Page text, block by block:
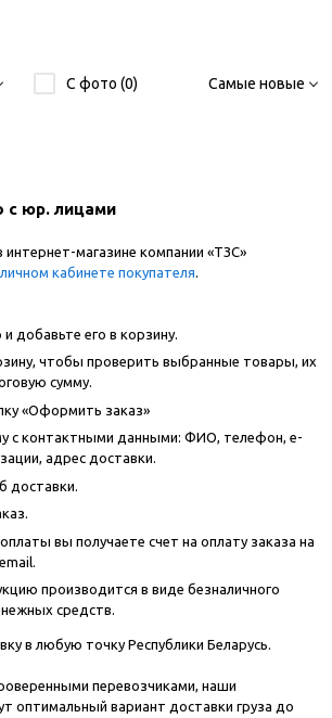
С фото (0) Самые новые
с юр. лицами
интернет-магазине компании «ТЗС»
личном кабинете покупателя.
добавьте его в корзину.
чтобы проверить выбранные товары, их
сумму.
«Оформить заказ»
с контактными данными: ФИО, телефон, e-
адрес доставки.
доставки.
вы получаете счет на оплату заказа на
производится в виде безналичного
средств.
в любую точку Республики Беларусь.
перевозчиками, наши
оптимальный вариант доставки груза до